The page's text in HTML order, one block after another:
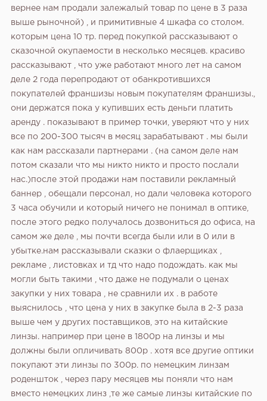
вернее нам продали залежалый товар по цене в 3 раза
выше рыночной) , и примитивные 4 шкафа со столом.
которым цена 10 тр. перед покупкой рассказывают о
сказочной окупаемости в несколько месяцев. красиво
рассказывают , что уже работают много лет на самом
деле 2 года перепродают от обанкротившихся
покупателей франшизы новым покупателям франшизы.,
они держатся пока у купивших есть деньги платить
аренду . показывают в пример точки, уверяют что у них
все по 200-300 тысяч в месяц зарабатывают . мы были
как нам рассказали партнерами . (на самом деле нам
потом сказали что мы никто никто и просто послали
нас.)после этой продажи нам поставили рекламный
баннер , обещали персонал, но дали человека которого
3 часа обучили и который ничего не понимал в оптике,
после этого редко получалось дозвониться до офиса, на
самом же деле , мы почти всегда были или в 0 или в
убытке.нам рассказывали сказки о флаерщиках ,
рекламе , листовках и тд что надо подождать. как мы
могли быть такими , что даже не подумали о ценах
закупки у них товара , не сравнили их . в работе
выяснилось , что цена у них в закупке была в 2-3 раза
выше чем у других поставщиков, это на китайские
линзы. например при цене в 1800р на линзы и мы
должны были опличивать 800р . хотя все другие оптики
покупают эти линзы по 300р. по немецким линзам
роденшток , через пару месяцев мы поняли что нам
вместо немецких линз ,те же самые линзы китайские по